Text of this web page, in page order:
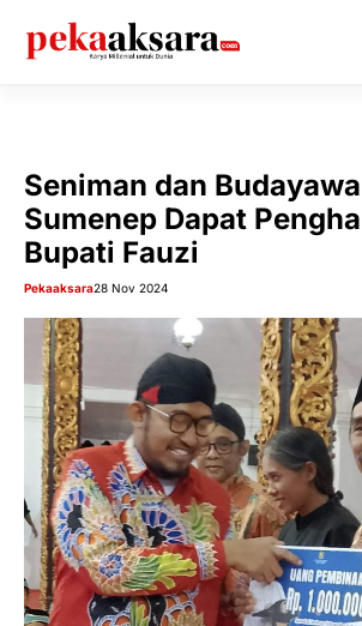
Seniman dan
Sumenep Dapat
Bupati Fauzi
Pekaaksara28 Nov 2024